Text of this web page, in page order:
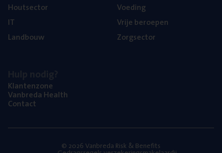
Hout­sec­tor
IT
Land­bouw
Voe­ding
Vrije beroe­pen
Zorg­sec­tor
Klan­ten­zo­ne
Van­b­re­da Health
Con­tact
© 2026 Vanbreda Risk & Benefits